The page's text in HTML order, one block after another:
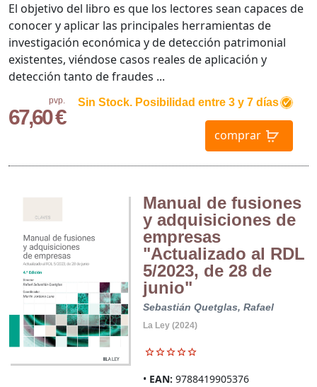
pvp.
67,60 €
Sin Stock. Posibilidad entre 3 y 7 días
comprar
El objetivo del libro es que los lectores sean capaces de
conocer y aplicar las principales herramientas de
investigación económica y de detección patrimonial
existentes, viéndose casos reales de aplicación y
detección tanto de fraudes ...
Manual de fusiones
y adquisiciones de
empresas
"Actualizado al RDL
5/2023, de 28 de
junio"
Sebastián Quetglas, Rafael
La Ley (2024)
EAN: 9788419905376